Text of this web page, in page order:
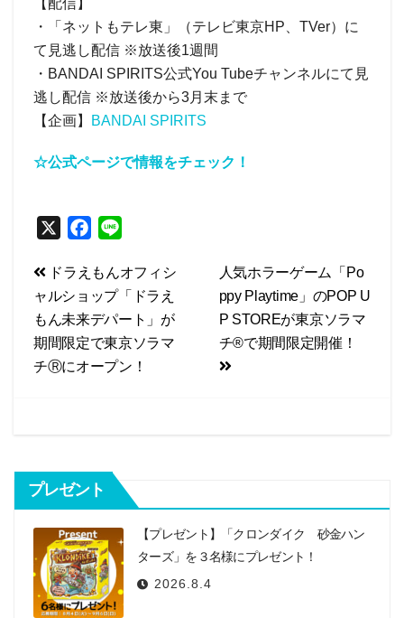
【配信】
・「ネットもテレ東」（テレビ東京HP、TVer）に
て見逃し配信 ※放送後1週間
・BANDAI SPIRITS公式You Tubeチャンネルにて見
逃し配信 ※放送後から3月末まで
【企画】
BANDAI SPIRITS
☆公式ページで情報をチェック！
c
e
b
o
o
n
e
投
稿
ナ
ビ
シ
ョ
ン
人気ホラーゲーム「Po
ppy Playtime」のPOP U
P STOREが東京ソラマ
チ®で期間限定開催！
ドラえもんオフィシ
ャルショップ「ドラえ
もん未来デパート」が
期間限定で東京ソラマ
チⓇにオープン！
プレゼント
【プレゼント】「クロンダイク 砂金ハン
ターズ」を３名様にプレゼント！
2026.8.4